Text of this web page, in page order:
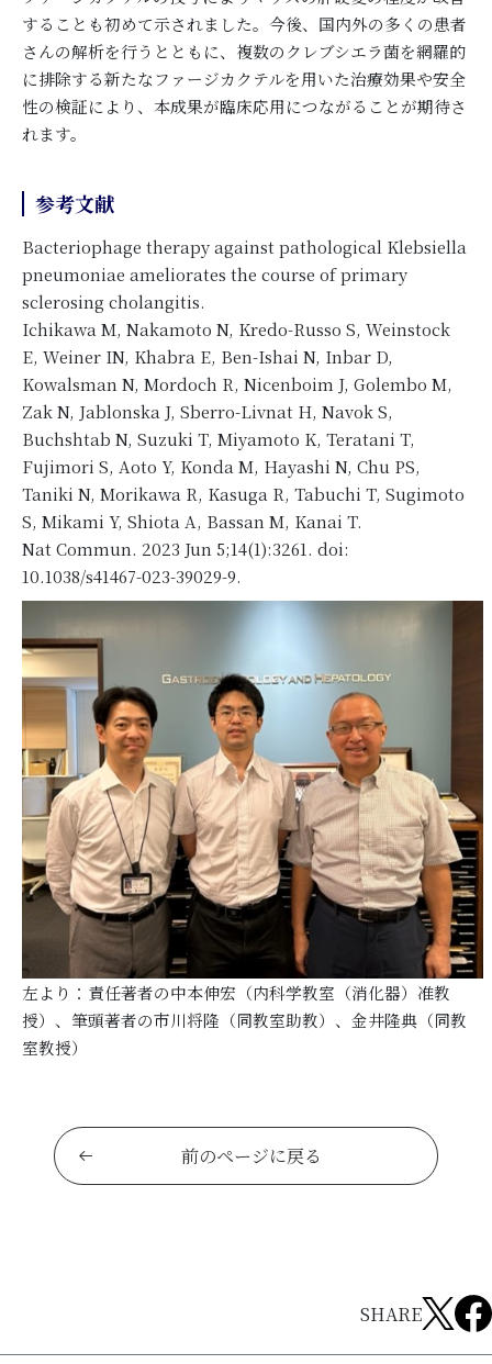
することも初めて示されました。今後、国内外の多くの患者
さんの解析を行うとともに、複数のクレブシエラ菌を網羅的
に排除する新たなファージカクテルを用いた治療効果や安全
性の検証により、本成果が臨床応用につながることが期待さ
れます。
参考文献
Bacteriophage therapy against pathological Klebsiella
pneumoniae ameliorates the course of primary
sclerosing cholangitis.
Ichikawa M, Nakamoto N, Kredo-Russo S, Weinstock
E, Weiner IN, Khabra E, Ben-Ishai N, Inbar D,
Kowalsman N, Mordoch R, Nicenboim J, Golembo M,
Zak N, Jablonska J, Sberro-Livnat H, Navok S,
Buchshtab N, Suzuki T, Miyamoto K, Teratani T,
Fujimori S, Aoto Y, Konda M, Hayashi N, Chu PS,
Taniki N, Morikawa R, Kasuga R, Tabuchi T, Sugimoto
S, Mikami Y, Shiota A, Bassan M, Kanai T.
Nat Commun. 2023 Jun 5;14(1):3261. doi:
10.1038/s41467-023-39029-9.
左より：責任著者の中本伸宏（内科学教室（消化器）准教
授）、筆頭著者の市川将隆（同教室助教）、金井隆典（同教
室教授）
前のページに戻る
SHARE